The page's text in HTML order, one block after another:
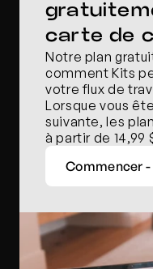
carte de
Notre plan
comment Kits
votre flux de
Lorsque vous
suivante, les
à partir de 14,99
Commencer